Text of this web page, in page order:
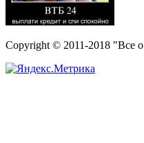
Copyright © 2011-2018 "Все